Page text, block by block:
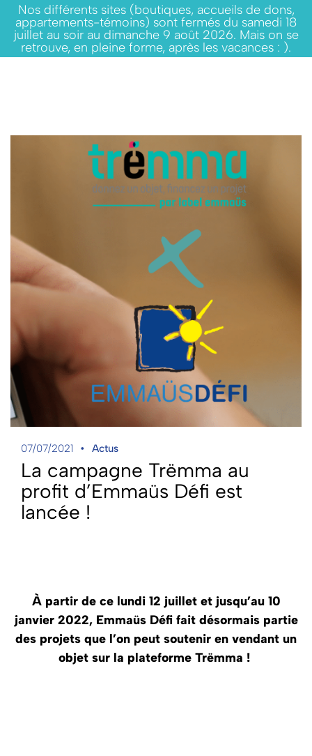
Nos différents sites (boutiques, accueils de dons,
appartements-témoins) sont fermés du samedi 18
juillet au soir au dimanche 9 août 2026. Mais on se
retrouve, en pleine forme, après les vacances : ).
07/07/2021 Actus
La campagne Trëmma au
profit d’Emmaüs Défi est
lancée !
À partir de ce lundi 12 juillet et jusqu’au 10
janvier 2022, Emmaüs Défi fait désormais partie
des projets que l’on peut soutenir en vendant un
objet sur la plateforme Trëmma !